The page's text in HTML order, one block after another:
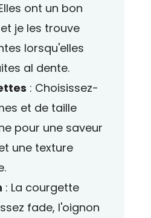
ont un bon
je les trouve
lorsqu'elles
al dente.
: Choisissez-
et de taille
pour une saveur
une texture
: La courgette
fade, l'oignon